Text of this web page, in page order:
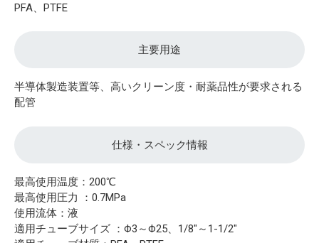
PFA、PTFE
主要用途
半導体製造装置等、高いクリーン度・耐薬品性が要求される
配管
仕様・スペック情報
最高使用温度：200℃
最高使用圧力 ：0.7MPa
使用流体：液
適用チューブサイズ ：Φ3～Φ25、1/8"～1-1/2"